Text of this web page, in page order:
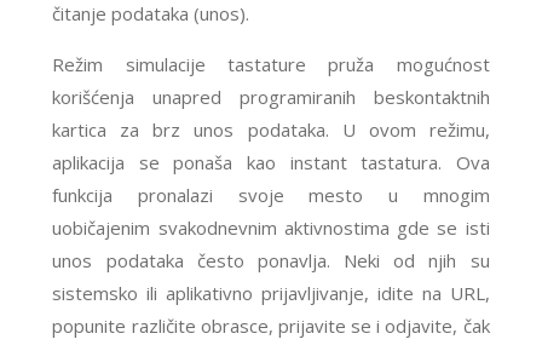
čitanje podataka (unos).
Režim simulacije tastature pruža mogućnost
korišćenja unapred programiranih beskontaktnih
kartica za brz unos podataka. U ovom režimu,
aplikacija se ponaša kao instant tastatura. Ova
funkcija pronalazi svoje mesto u mnogim
uobičajenim svakodnevnim aktivnostima gde se isti
unos podataka često ponavlja. Neki od njih su
sistemsko ili aplikativno prijavljivanje, idite na URL,
popunite različite obrasce, prijavite se i odjavite, čak